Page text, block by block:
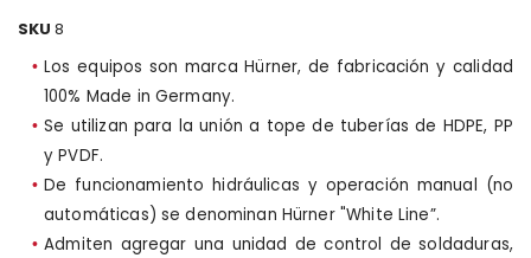
SKU 8
Los equipos son marca Hürner, de fabricación y calidad
100% Made in Germany.
Se utilizan para la unión a tope de tuberías de HDPE, PP
y PVDF.
De funcionamiento hidráulicas y operación manual (no
automáticas) se denominan Hürner "White Line”.
Admiten agregar una unidad de control de soldaduras,